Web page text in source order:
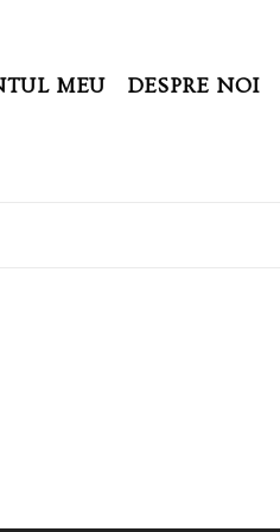
MEU DESPRE NOI